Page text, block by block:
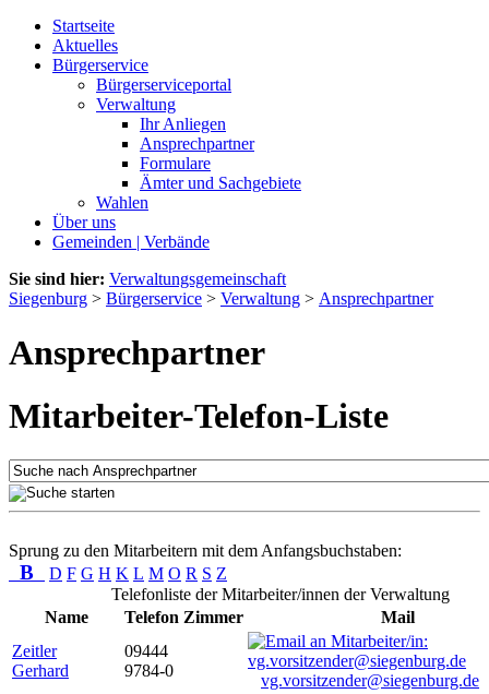
Startseite
Aktuelles
Bürgerservice
Bürgerserviceportal
Verwaltung
Ihr Anliegen
Ansprechpartner
Formulare
Ämter und Sachgebiete
Wahlen
Über uns
Gemeinden | Verbände
Sie sind hier: Verwaltungsgemeinschaft
Siegenburg > Bürgerservice > Verwaltung > Ansprechpartner
Ansprechpartner
Mitarbeiter-Telefon-Liste
Sprung zu den Mitarbeitern mit dem Anfangsbuchstaben:
B D F G H K L M O R S Z
Telefonliste der Mitarbeiter/innen der Verwaltung
Name
Telefon Zimmer
Mail
Zeitler
Gerhard
09444
9784-0
vg.vorsitzender@siegenburg.de